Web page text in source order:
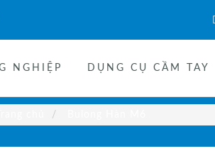
NGHIỆP DỤNG CỤ CẦM TAY